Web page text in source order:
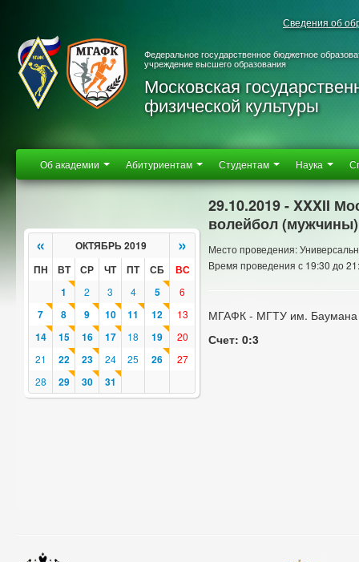
Сведения об
Федеральное государственное бюджетное
учреждение высшего образования
Московская
физической культуры
Об академии Абитуриентам Студентам Наука
« ОКТЯБРЬ 2019 »
ПН ВТ СР ЧТ ПТ СБ
ВС
1
2 3 4 5 6
7 8 9 10 11 12 13
14 15 16 17 18 19
20
21
22 23 24 25 26
27
28
29 30 31
29.10.2019 - XXXII
волейбол (мужчины)
Место проведения:
Время проведения с 19:30 до
МГАФК - МГТУ им. Баумана
Счет: 0:3